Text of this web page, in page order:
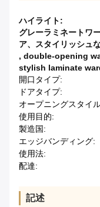
ハイライト:
グレーラミネートワ
ア、スタイリッシュ
, double-opening
stylish laminate
開口タイプ:
ドアタイプ:
オープニングスタイ
使用目的:
製造国:
エッジバンディング:
使用法:
配達:
記述